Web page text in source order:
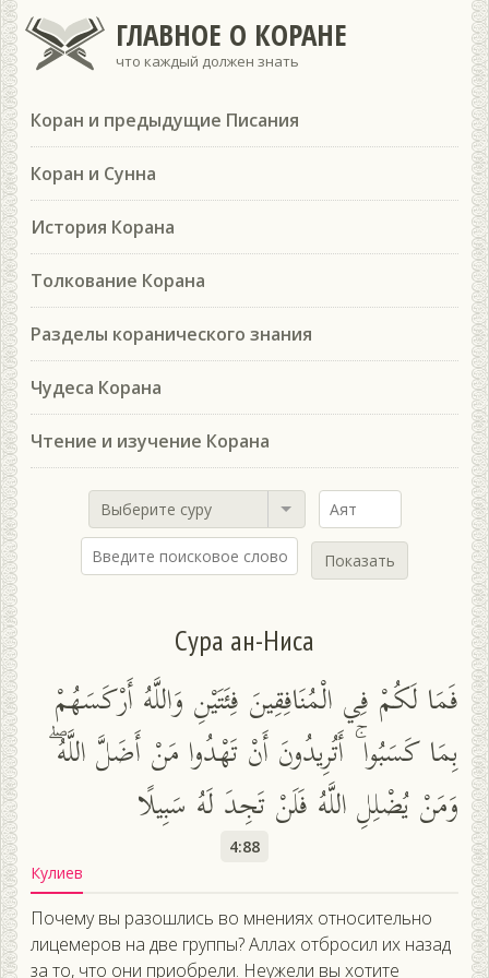
ГЛАВНОЕ О КОРАНЕ
что каждый должен знать
Коран и предыдущие Писания
Коран и Сунна
История Корана
Толкование Корана
Разделы коранического знания
Чудеса Корана
Чтение и изучение Корана
Выберите суру
Показать
Сура ан-Ниса
فَمَا لَكُمْ فِي الْمُنَافِقِينَ فِئَتَيْنِ وَاللَّهُ أَرْكَسَهُمْ
بِمَا كَسَبُوا ۚ أَتُرِيدُونَ أَنْ تَهْدُوا مَنْ أَضَلَّ اللَّهُ ۖ
وَمَنْ يُضْلِلِ اللَّهُ فَلَنْ تَجِدَ لَهُ سَبِيلًا
4:88
Кулиев
Почему вы разошлись во мнениях относительно
лицемеров на две группы? Аллах отбросил их назад
за то, что они приобрели. Неужели вы хотите